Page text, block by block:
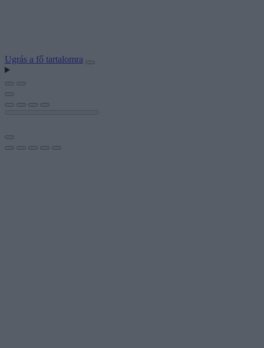
Ugrás a fő tartalomra